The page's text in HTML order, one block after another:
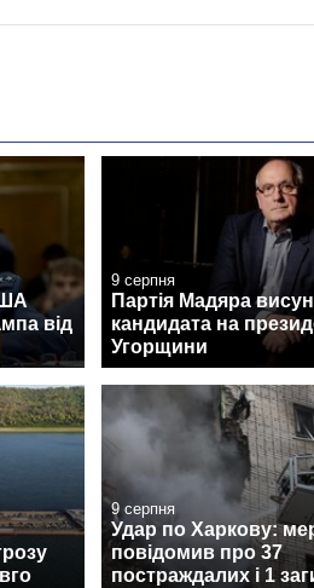
від
9 серпня
Партія Мадяра
кандидата на
Угорщини
9 серпня
Удар по Харкову:
повідомив про 37
постраждалих і 1